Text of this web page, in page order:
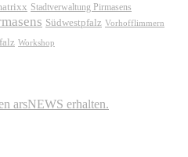
Stadtverwaltung Pirmasens
Südwestpfalz Vorhofflimmern
Workshop
arsNEWS erhalten.